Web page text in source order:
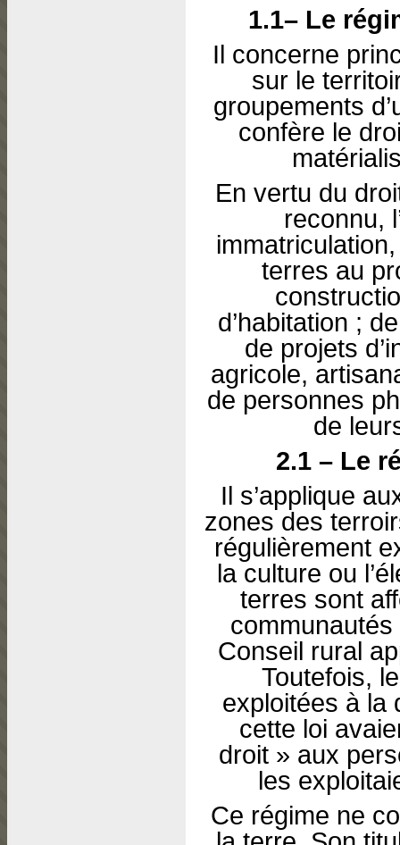
1.1– Le
Il concerne
sur le
groupements
confère le
En vertu du
reconnu,
terres au
d’habitation ;
de projets
agricole,
de personnes
de
2.1 – Le
Il s’applique
zones des
régulièrement
la culture ou
terres sont
Conseil rural
Toutefois,
exploitées à la
cette loi
droit » aux
les
Ce régime ne